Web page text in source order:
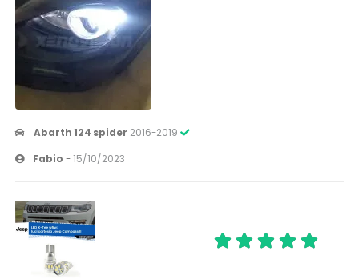
Abarth 124 spider 2016-2019
Fabio -15/10/2023